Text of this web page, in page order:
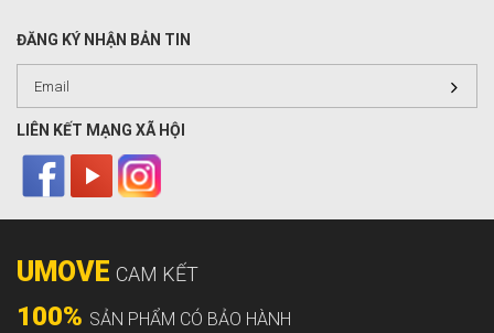
ĐĂNG KÝ NHẬN BẢN TIN
LIÊN KẾT MẠNG XÃ HỘI
UMOVE CAM KẾT
100% SẢN PHẨM CÓ BẢO HÀNH